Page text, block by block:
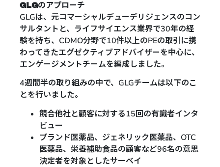
GLGのアプローチ
GLGは、元コマーシャルデューデリジェンスのコン
サルタントと、ライフサイエンス業界で30年の経
験を持ち、CDMO分野で10件以上のPEの取引に携
わってきたエグゼクティブアドバイザーを中心に、
エンゲージメントチームを編成しました。
4週間半の取り組みの中で、GLGチームは以下のこ
とを行いました。
競合他社と顧客に対する15回の有識者インタ
ビュー
ブランド医薬品、ジェネリック医薬品、OTC
医薬品、栄養補助食品の顧客など96名の意思
決定者を対象としたサーベイ